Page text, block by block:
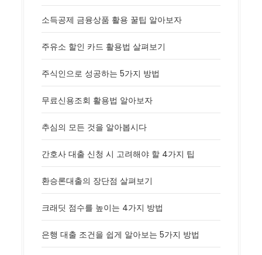
소득공제 금융상품 활용 꿀팁 알아보자
주유소 할인 카드 활용법 살펴보기
주식인으로 성공하는 5가지 방법
무료신용조회 활용법 알아보자
추심의 모든 것을 알아봅시다
간호사 대출 신청 시 고려해야 할 4가지 팁
환승론대출의 장단점 살펴보기
크래딧 점수를 높이는 4가지 방법
은행 대출 조건을 쉽게 알아보는 5가지 방법